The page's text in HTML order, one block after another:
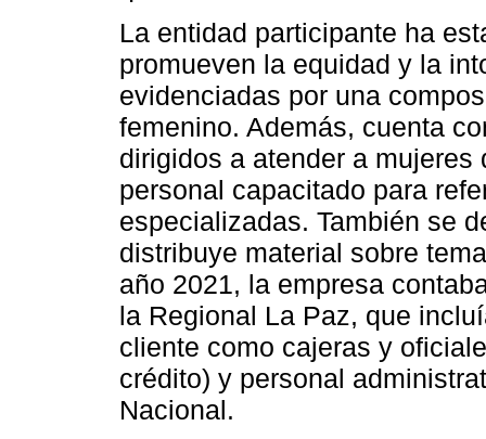
La entidad participante ha
promueven la equidad y la
evidenciadas por una
femenino. Además, cuenta
dirigidos a atender a
personal capacitado para
especializadas. También se
distribuye material sobre
año 2021, la empresa
la Regional La Paz, que
cliente como cajeras y
crédito) y personal
Nacional.